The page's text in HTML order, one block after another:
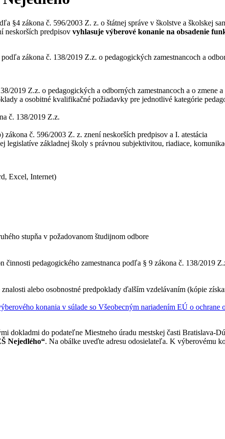
§4 zákona č. 596/2003 Z. z. o štátnej správe v školstve a školskej
neskorších predpisov vyhlasuje výberové konanie na obsadenie
zákona č. 138/2019 Z.z. o pedagogických zamestnancoch a
2019 Z.z. o pedagogických a odborných zamestnancoch a o zmene
a osobitné kvalifikačné požiadavky pre jednotlivé kategórie
č. 138/2019 Z.z.
č. 596/2003 Z. z. znení neskorších predpisov a I. atestácia
legislatíve základnej školy s právnou subjektivitou, riadiace,
Excel, Internet)
stupňa v požadovanom študijnom odbore
činnosti pedagogického zamestnanca podľa § 9 zákona č. 138/2019
alebo osobnostné predpoklady ďalším vzdelávaním (kópie
konania v súlade so Všeobecným nariadením EÚ o
dokladmi do podateľne Miestneho úradu mestskej časti Bratislava-
Nejedlého“. Na obálke uveďte adresu odosielateľa. K výberovému